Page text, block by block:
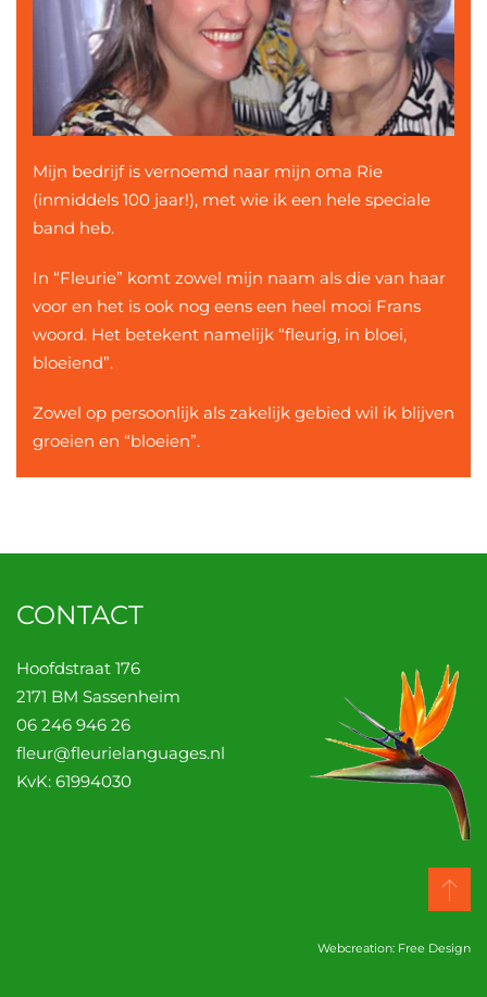
Mijn bedrijf is vernoemd naar mijn oma Rie
(inmiddels 100 jaar!), met wie ik een hele speciale
band heb.
In “Fleurie” komt zowel mijn naam als die van haar
voor en het is ook nog eens een heel mooi Frans
woord. Het betekent namelijk “fleurig, in bloei,
bloeiend”.
Zowel op persoonlijk als zakelijk gebied wil ik blijven
groeien en “bloeien”.
CONTACT
Hoofdstraat 176
2171 BM Sassenheim
06 246 946 26
fleur@fleurielanguages.nl
KvK: 61994030
Webcreation: Free Design